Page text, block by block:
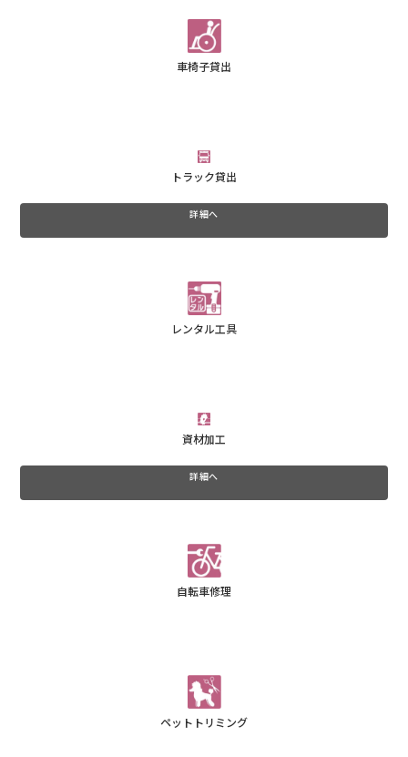
車椅子貸出
トラック貸出
詳細へ
レンタル工具
資材加工
詳細へ
自転車修理
ペットトリミング